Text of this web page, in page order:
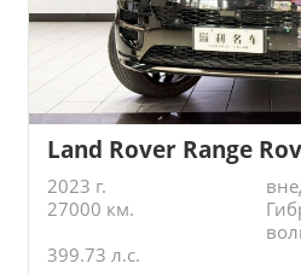
Land Rover Range
2023 г.
27000 км.
399.73 л.с.